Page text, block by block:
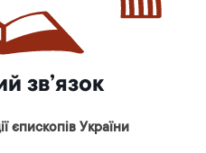
зв’язок
єпископів України